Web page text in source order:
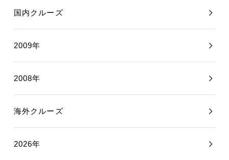
国内クルーズ
2009年
2008年
海外クルーズ
2026年